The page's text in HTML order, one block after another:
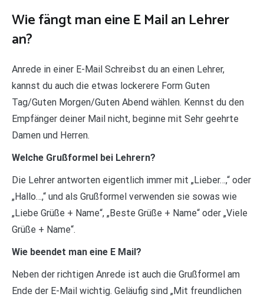
Wie fängt man eine E Mail an Lehrer
an?
Anrede in einer E-Mail Schreibst du an einen Lehrer,
kannst du auch die etwas lockerere Form Guten
Tag/Guten Morgen/Guten Abend wählen. Kennst du den
Empfänger deiner Mail nicht, beginne mit Sehr geehrte
Damen und Herren.
Welche Grußformel bei Lehrern?
Die Lehrer antworten eigentlich immer mit „Lieber…,“ oder
„Hallo…,“ und als Grußformel verwenden sie sowas wie
„Liebe Grüße + Name“, „Beste Grüße + Name“ oder „Viele
Grüße + Name“.
Wie beendet man eine E Mail?
Neben der richtigen Anrede ist auch die Grußformel am
Ende der E-Mail wichtig. Geläufig sind „Mit freundlichen